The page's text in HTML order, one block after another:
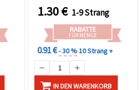
1.30€ 1-9 Strang
RABATTE
FÜR MENGE
0.91 €- 30 %10 Strang +
IN DEN WARENKORB